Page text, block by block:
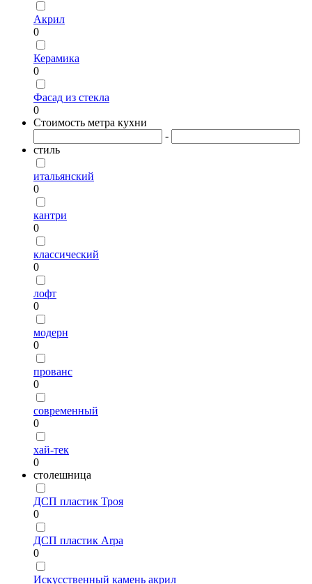
Акрил
0
Керамика
0
Фасад из стекла
0
Стоимость метра кухни
-
стиль
итальянский
0
кантри
0
классический
0
лофт
0
модерн
0
прованс
0
современный
0
хай-тек
0
столешница
ДСП пластик Троя
0
ДСП пластик Arpa
0
Искусственный камень акрил